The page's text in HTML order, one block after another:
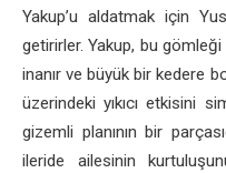
Yakup’u aldatmak için
getirirler. Yakup, bu
inanır ve büyük bir kedere
üzerindeki yıkıcı etkisini
gizemli planının bir
ileride ailesinin